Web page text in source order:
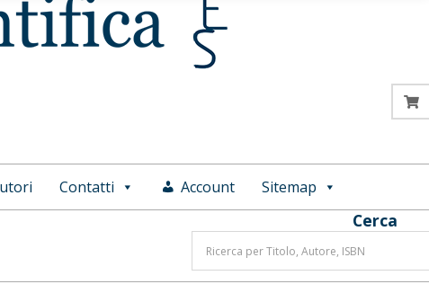
Contatti Account Sitemap
Cerca